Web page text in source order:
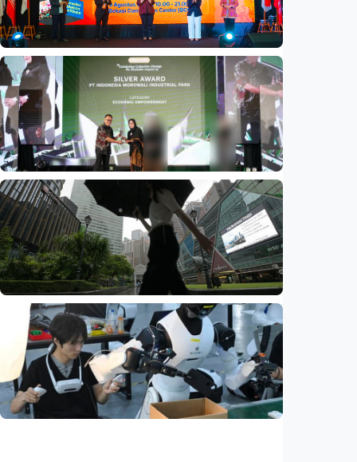
Ekonomi
Mau buka usaha? 100+ ‘brand’ hadir di IBOS
EXPO 2026 Bekasi
Indonesia•09 Aug 2026
Ekonomi
Penjualan UMKM binaan naik 97 persen,
program CSR Kawasan Industri Morowali
Raih Penghargaan ISRA 2026
Indonesia•09 Aug 2026
Ekonomi
Biaya usaha naik, perusahaan Singapura
justru lirik Indonesia untuk perluas bisnis
Indonesia•07 Aug 2026